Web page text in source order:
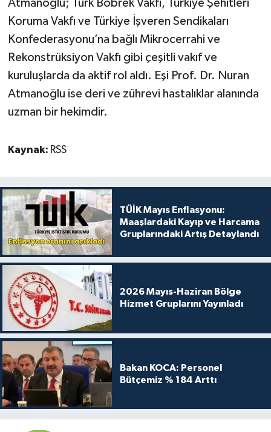
Atmanoğlu; Türk Böbrek Vakfı, Türkiye Şehitleri
Koruma Vakfı ve Türkiye İşveren Sendikaları
Konfederasyonu’na bağlı Mikrocerrahi ve
Rekonstrüksiyon Vakfı gibi çeşitli vakıf ve
kuruluşlarda da aktif rol aldı. Eşi Prof. Dr. Nuran
Atmanoğlu ise deri ve zührevi hastalıklar alanında
uzman bir hekimdir.
Kaynak: RSS
TÜİK Mayıs Enflasyonu:
Maaşlardaki Kayıp ve Harcama
Gruplarındaki Artış Detaylandı
2026 Mayıs-Haziran Bölge
Hizmet Gruplarını Yayınladı
Bakan KOCA: Personel
Bütçemiz % 184 Arttı